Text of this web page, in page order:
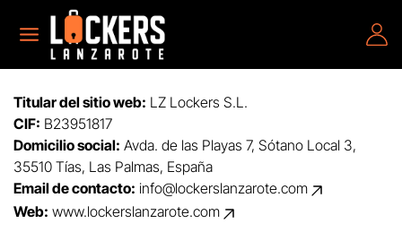
Titular del sitio web: LZ Lockers S.L.
CIF: B23951817
Domicilio social: Avda. de las Playas 7, Sótano Local 3,
35510 Tías, Las Palmas, España
Email de contacto: info@lockerslanzarote.com
Web: www.lockerslanzarote.com